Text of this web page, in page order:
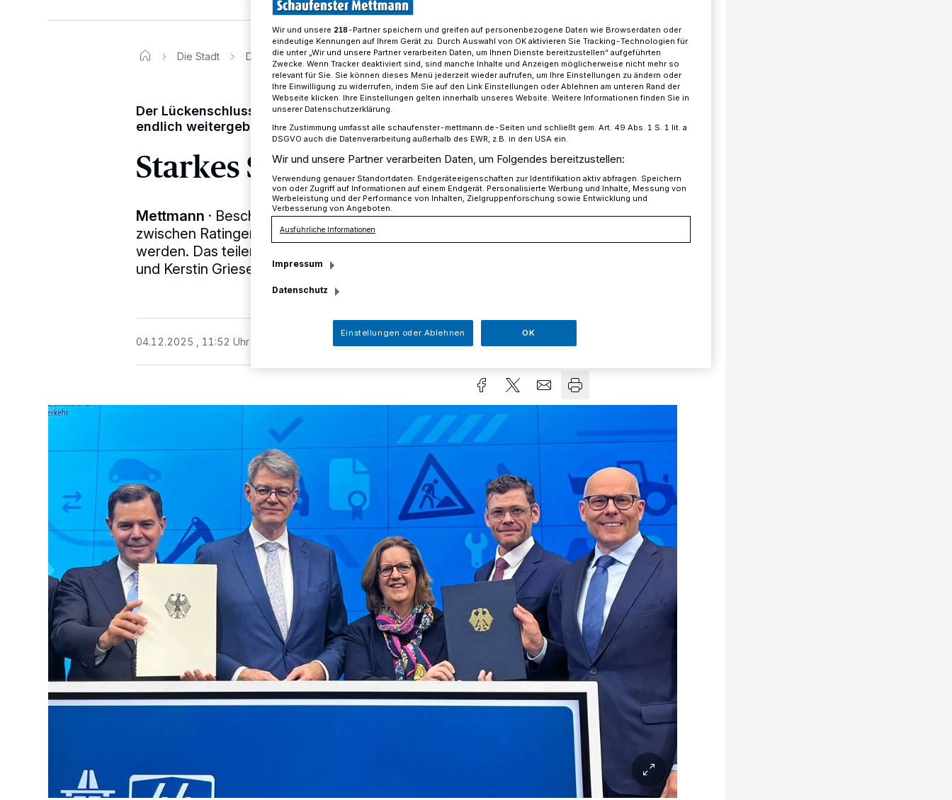
Die Stadt Der Lückenschluss der A 44 zwischen Ratingen und Heiligenhaus kann endlich weitergebaut werden
Der Lückenschluss der A 44 zwischen Ratingen und Heiligenhaus kann
endlich weitergebaut werden
Starkes Signal für die Region
Mettmann · Beschlossene Sache: Der Lückenschluss der A 44
zwischen Ratingen und Heiligenhaus kann endlich weitergebaut
werden. Das teilen die Bundestagsabgeordneten Peter Beyer (CDU)
und Kerstin Griese (SPD) mit.
04.12.2025 , 11:52 Uhr
Wir und unsere 218-Partner speichern und greifen auf personenbezogene Daten wie Browserdaten oder
eindeutige Kennungen auf Ihrem Gerät zu. Durch Auswahl von OK aktivieren Sie Tracking-Technologien für
die unter „Wir und unsere Partner verarbeiten Daten, um Ihnen Dienste bereitzustellen“ aufgeführten
Zwecke. Wenn Tracker deaktiviert sind, sind manche Inhalte und Anzeigen möglicherweise nicht mehr so
relevant für Sie. Sie können dieses Menü jederzeit wieder aufrufen, um Ihre Einstellungen zu ändern oder
Ihre Einwilligung zu widerrufen, indem Sie auf den Link Einstellungen oder Ablehnen am unteren Rand der
Webseite klicken. Ihre Einstellungen gelten innerhalb unseres Website. Weitere Informationen finden Sie in
unserer Datenschutzerklärung.
Ihre Zustimmung umfasst alle schaufenster-mettmann.de-Seiten und schließt gem. Art. 49 Abs. 1 S. 1 lit. a
DSGVO auch die Datenverarbeitung außerhalb des EWR, z.B. in den USA ein.
Wir und unsere Partner verarbeiten Daten, um Folgendes bereitzustellen:
Verwendung genauer Standortdaten. Endgeräteeigenschaften zur Identifikation aktiv abfragen. Speichern
von oder Zugriff auf Informationen auf einem Endgerät. Personalisierte Werbung und Inhalte, Messung von
Werbeleistung und der Performance von Inhalten, Zielgruppenforschung sowie Entwicklung und
Verbesserung von Angeboten.
Ausführliche Informationen
Impressum
Datenschutz
Einstellungen oder Ablehnen OK